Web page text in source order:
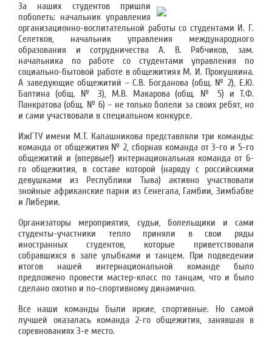
За наших студентов пришли
поболеть: начальник управления
организационно-воспитательной работы со студентами И. Г.
Селетков, начальник управления международного
образования и сотрудничества А. В. Рябчиков, зам.
начальника по работе со студентами управления по
социально-бытовой работе в общежитиях М. И. Прокушкина.
А заведующие общежитий – С.В. Богданова (общ. № 2), Е.Ю.
Балтина (общ. № 3), М.В. Макарова (общ. № 5) и Т.Ф.
Панкратова (общ. № 6) – не только болели за своих ребят, но
и сами участвовали в специальном конкурсе.
ИжГТУ имени М.Т. Калашникова представляли три команды:
команда от общежития № 2, сборная команда от 3-го и 5-го
общежитий и (впервые!) интернациональная команда от 6-
го общежития, в составе которой (наряду с российскими
девушками из Республики Тыва) активно участвовали
знойные африканские парни из Сенегала, Гамбии, Зимбабве
и Либерии.
Организаторы мероприятия, судьи, болельщики и сами
студенты-участники тепло приняли в свои ряды
иностранных студентов, которые приветствовали
собравшихся в зале улыбками и танцем. При подведении
итогов нашей интернациональной команде было
предложено провести мастер-класс по танцам, что и было
сделано охотно и по-спортивному динамично.
Все наши команды были яркие, спортивные. Но самой
лучшей оказалась команда 2-го общежития, занявшая в
соревнованиях 3-е место.